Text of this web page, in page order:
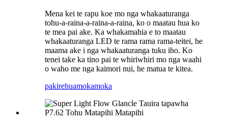
Mena kei te rapu koe mo nga whakaaturanga
tohu-a-raina-a-raina-a-raina, ko o maatau hua ko
te mea pai ake. Ka whakamahia e to maatau
whakaaturanga LED te rama rama rama-teitei, he
maama ake i nga whakaaturanga tuku iho. Ko
tenei take ka tino pai te whiriwhiri mo nga waahi
o waho me nga kaimori nui, he matua te kitea.
pakirehuamokamoka